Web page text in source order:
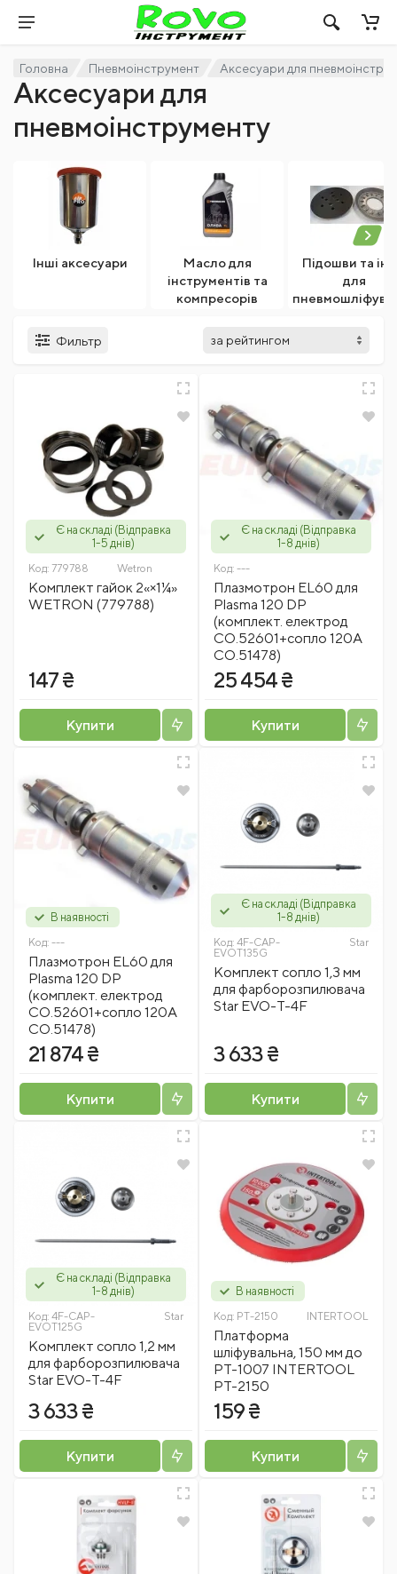
Головна Пневмоінструмент Аксесуари для
Аксесуари для
пневмоінструменту
Інші аксесуари
Масло для
інструментів та
компресорів
Підошви та
для
Фильтр
Є на складі (Відправка
1-5 днів)
Код: 779788 Wetron
Комплект гайок 2«×1¼»
WETRON (779788)
147 ₴
Купити
Є на складі (Відправка
1-8 днів)
Код: ---
Плазмотрон EL60 для
Plasma 120 DP
(комплект. електрод
CO.52601+сопло 120А
CO.51478)
25 454 ₴
Купити
В наявності
Код: ---
Плазмотрон EL60 для
Plasma 120 DP
(комплект. електрод
CO.52601+сопло 120А
CO.51478)
21 874 ₴
Купити
Є на складі (Відправка
1-8 днів)
Код: 4F-CAP-
EVOT135G
Star
Комплект сопло 1,3 мм
для фарборозпилювача
Star EVO-T-4F
3 633 ₴
Купити
Є на складі (Відправка
1-8 днів)
Код: 4F-CAP-
EVOT125G
Star
Комплект сопло 1,2 мм
для фарборозпилювача
Star EVO-T-4F
3 633 ₴
Купити
В наявності
Код: PT-2150 INTERTOOL
Платформа
шліфувальна, 150 мм до
PT-1007 INTERTOOL
PT-2150
159 ₴
Купити